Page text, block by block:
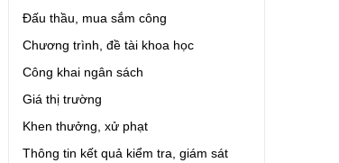
Đấu thầu, mua sắm công
Chương trình, đề tài khoa học
Công khai ngân sách
Giá thị trường
Khen thưởng, xử phạt
Thông tin kết quả kiểm tra, giám sát